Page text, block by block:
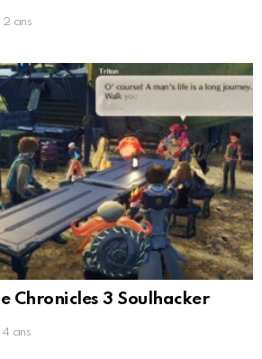
2 ans
Chronicles 3 Soulhacker
4 ans